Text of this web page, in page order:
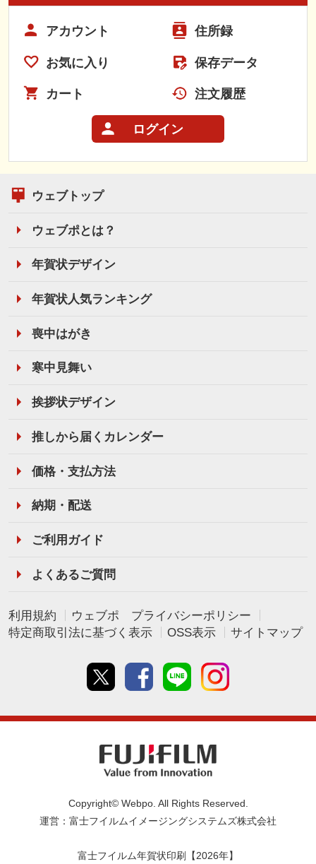
アカウント 住所録
お気に入り 保存データ
カート 注文履歴
ログイン
ウェブトップ
ウェブポとは？
年賀状デザイン
年賀状人気ランキング
喪中はがき
寒中見舞い
挨拶状デザイン
推しから届くカレンダー
価格・支払方法
納期・配送
ご利用ガイド
よくあるご質問
利用規約
ウェブポ プライバシーポリシー
特定商取引法に基づく表示
OSS表示 サイトマップ
Twitter Facebookline
Copyright© Webpo. All Rights Reserved.
運営：富士フイルムイメージングシステムズ株式会社
富士フイルム年賀状印刷【2026年】